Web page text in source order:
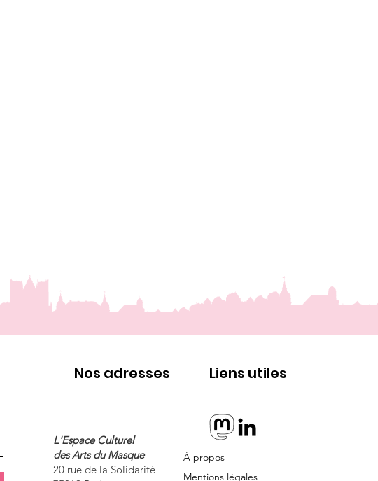
Nos adresses
L'Espace Culturel
des Arts du Masque
20 rue de la Solidarité
Liens utiles
À propos
Mentions légales